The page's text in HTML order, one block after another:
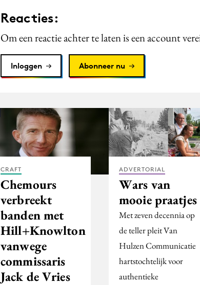
Reacties:
Om een reactie achter te laten is een account
Inloggen Abonneer nu
CRAFT
Chemours
verbreekt
banden met
Hill+Knowlton
vanwege
commissaris
Jack de Vries
ADVERTORIAL
Wars van
mooie praatjes
Met zeven decennia op
de teller pleit Van
Hulzen Communicatie
hartstochtelijk voor
authentieke